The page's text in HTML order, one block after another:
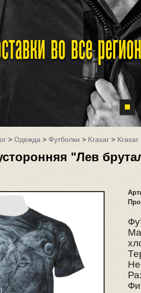
во все
>Одежда>Футболки>Krasar>Krasar
"Лев
Не